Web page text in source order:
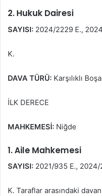
2. Hukuk Dairesi
SAYISI: 2024/2229 E.,
K.
DAVA TÜRÜ: Karşılıklı
İLK DERECE
MAHKEMESİ: Niğde
1. Aile Mahkemesi
SAYISI: 2021/935 E.,
K. Taraflar arasındaki